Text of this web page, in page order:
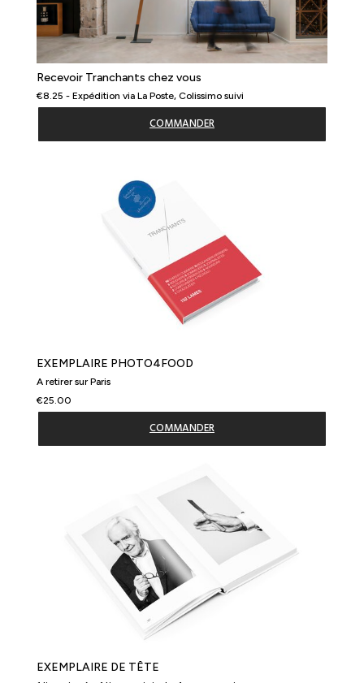
Recevoir Tranchants chez vous
€8.25 - Expédition via La Poste, Colissimo suivi
COMMANDER
EXEMPLAIRE PHOTO4FOOD
A retirer sur Paris
€25.00
COMMANDER
EXEMPLAIRE DE TÊTE